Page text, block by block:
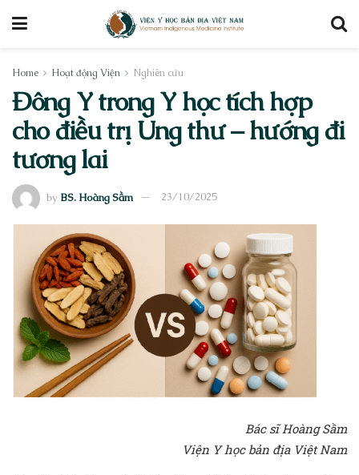
Home Hoạt động Viện Nghiên cứu
Đông Y trong Y học tích hợp
cho điều trị Ung thư – hướng đi
tương lai
by BS. Hoàng Sầm 23/10/2025
Bác sĩ Hoàng Sầm
Viện Y học bản địa Việt Nam